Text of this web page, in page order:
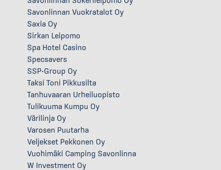
Savonlinnan Vuokratalot Oy
Saxia Oy
Sirkan Leipomo
Spa Hotel Casino
Specsavers
SSP-Group Oy
Taksi Toni Pikkusilta
Tanhuvaaran Urheiluopisto
Tulikuuma Kumpu Oy
Värilinja Oy
Varosen Puutarha
Veljekset Pekkonen Oy
Vuohimäki Camping Savonlinna
W Investment Oy